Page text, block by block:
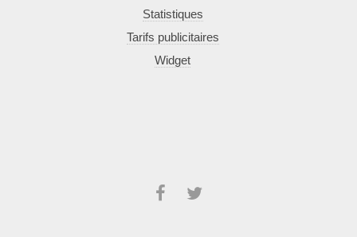
Statistiques
Tarifs publicitaires
Widget